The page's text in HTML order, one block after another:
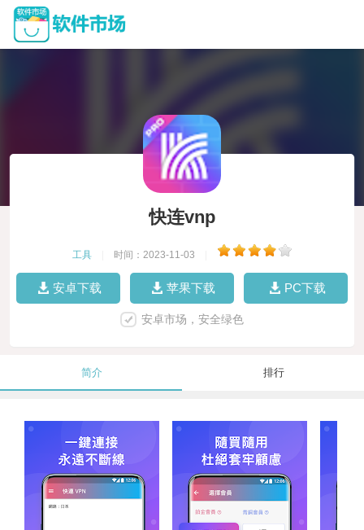
快连vnp
工具 时间：2023-11-03
安卓下载 苹果下载 PC下载
安卓市场，安全绿色
简介 排行